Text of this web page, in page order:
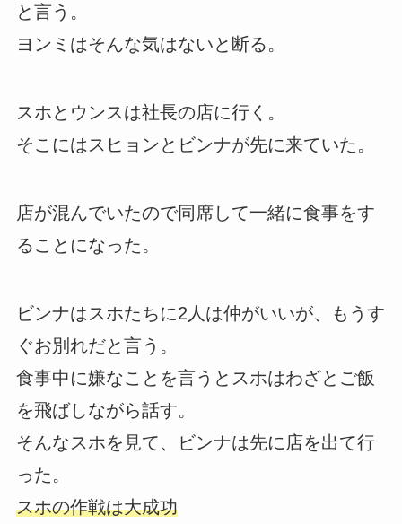
と言う。
ヨンミはそんな気はないと断る。
スホとウンスは社長の店に行く。
そこにはスヒョンとビンナが先に来ていた。
店が混んでいたので同席して一緒に食事をす
ることになった。
ビンナはスホたちに2人は仲がいいが、もうす
ぐお別れだと言う。
食事中に嫌なことを言うとスホはわざとご飯
を飛ばしながら話す。
そんなスホを見て、ビンナは先に店を出て行
った。
スホの作戦は大成功